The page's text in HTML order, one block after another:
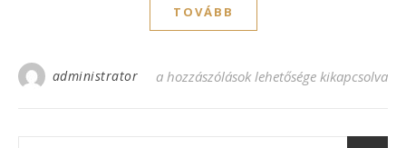
TOVÁBB
administrator Szakember gondoskodik a webáruház
a hozzászólások lehetősége kikapcsolva